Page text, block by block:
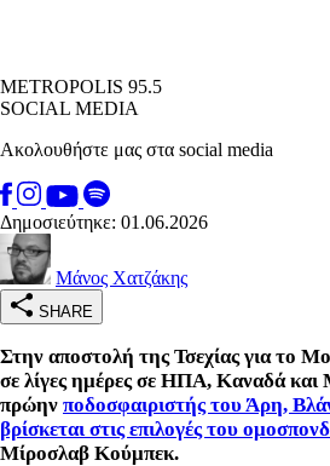
METROPOLIS 95.5
SOCIAL MEDIA
Ακολουθήστε μας στα social media
Δημοσιεύτηκε: 01.06.2026
Μάνος Χατζάκης
SHARE
Στην αποστολή της Τσεχίας για το
σε λίγες ημέρες σε ΗΠΑ, Καναδά και
πρώην ποδοσφαιριστής του Άρη,
βρίσκεται στις επιλογές του
Μίροσλαβ Κούμπεκ.